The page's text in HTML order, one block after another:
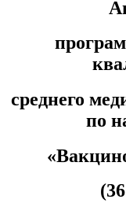
среднего
по